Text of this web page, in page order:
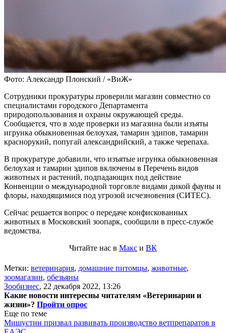
Фото: Александр Плонский / «ВиЖ»
Сотрудники прокуратуры проверили магазин совместно со
специалистами городского Департамента
природопользования и охраны окружающей среды.
Сообщается, что в ходе проверки из магазина были изъяты
игрунка обыкновенная белоухая, тамарин эдипов, тамарин
краснорукий, попугай александрийский, а также черепаха.
В прокуратуре добавили, что изъятые игрунка обыкновенная
белоухая и тамарин эдипов включены в Перечень видов
животных и растений, подпадающих под действие
Конвенции о международной торговле видами дикой фауны и
флоры, находящимися под угрозой исчезновения (СИТЕС).
Сейчас решается вопрос о передаче конфискованных
животных в Московский зоопарк, сообщили в пресс-службе
ведомства.
Читайте нас в Макс и ВК
Метки: ветеринария, домашние питомцы, животные,
зоомагазин, обезьяны
Зообизнес, 22 декабря 2022, 13:26
Какие новости интересны читателям «Ветеринарии и
жизни»? Пройти опрос
Еще по теме
Мишустин призвал развивать производство ветпрепаратов в